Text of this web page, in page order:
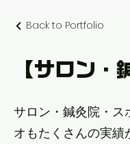
Back to Portfolio
【サロン・
サロン・鍼灸院・ス
オもたくさんの実績